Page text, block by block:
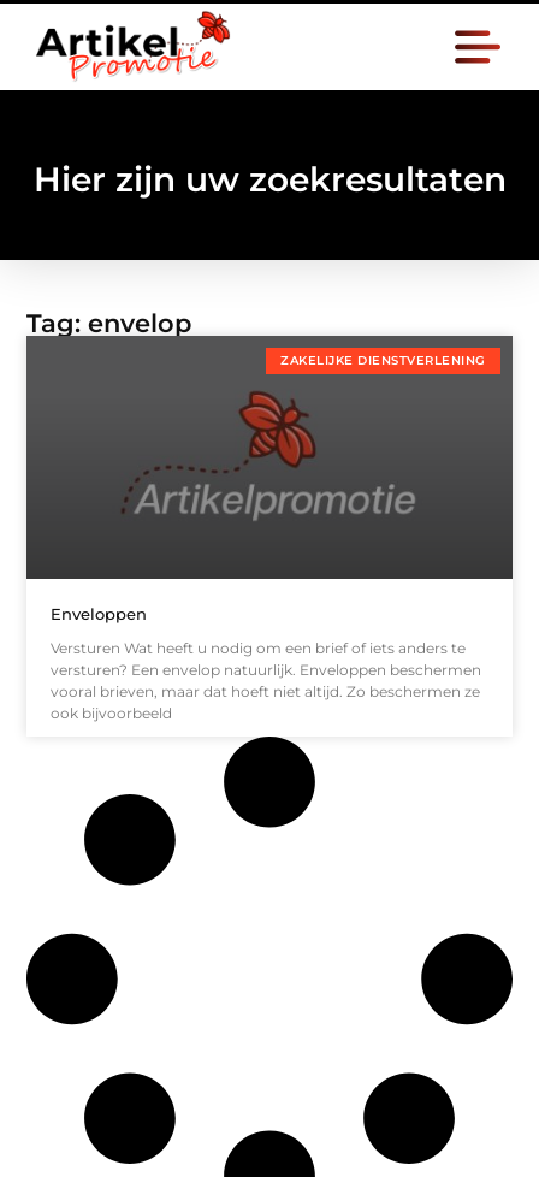
Hier zijn uw zoekresultaten
Tag: envelop
ZAKELIJKE DIENSTVERLENING
Enveloppen
Versturen Wat heeft u nodig om een brief of iets anders te
versturen? Een envelop natuurlijk. Enveloppen beschermen
vooral brieven, maar dat hoeft niet altijd. Zo beschermen ze
ook bijvoorbeeld